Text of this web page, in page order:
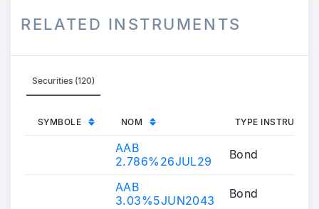
RELATED INSTRUMENTS
Securities (120)
SYMBOLE NOM TYPE
AAB
2.786%26JUL29
Bond
AAB
3.03%5JUN2043
Bond